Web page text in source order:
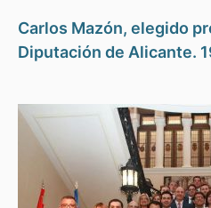
Carlos Mazón, elegido
Diputación de Alicante.